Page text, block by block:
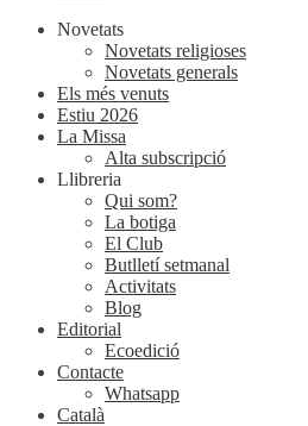
Novetats
Novetats religioses
Novetats generals
Els més venuts
Estiu 2026
La Missa
Alta subscripció
Llibreria
Qui som?
La botiga
El Club
Butlletí setmanal
Activitats
Blog
Editorial
Ecoedició
Contacte
Whatsapp
Català